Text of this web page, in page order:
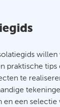
praktische
te
en een selectie